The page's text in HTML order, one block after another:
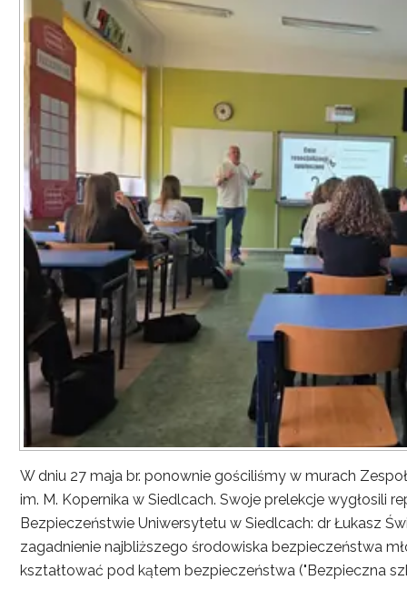
W dniu 27 maja br. ponownie gościliśmy w murach
im. M. Kopernika w Siedlcach. Swoje prelekcje wygłosili
Bezpieczeństwie Uniwersytetu w Siedlcach: dr Łukasz
zagadnienie najbliższego środowiska bezpieczeństwa
kształtować pod kątem bezpieczeństwa ("Bezpieczna